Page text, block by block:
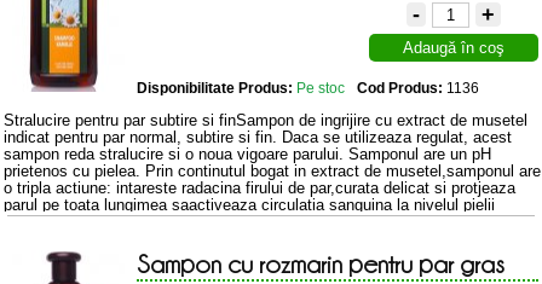
- +
Adaugă în coş
Disponibilitate Produs: Pe stoc Cod Produs: 1136
Stralucire pentru par subtire si finSampon de ingrijire cu extract de musetel
indicat pentru par normal, subtire si fin. Daca se utilizeaza regulat, acest
sampon reda stralucire si o noua vigoare parului. Samponul are un pH
prietenos cu pielea. Prin continutul bogat in extract de musetel,samponul are
o tripla actiune: intareste radacina firului de par,curata delicat si protjeaza
parul pe toata lungimea saactiveaza circulatia sanguina la nivelul pielii
capului prevenind formarea matretii.efectul ...
Sampon cu rozmarin pentru par gras